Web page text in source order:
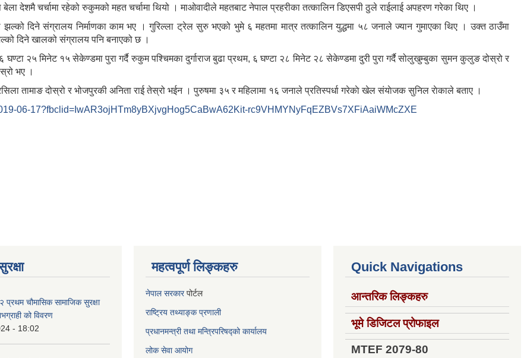
देशमै चर्चामा रहेको रुकुमको महत चर्चामा थियो । माओवादीले महतबाट नेपाल प्रहरीका तत्कालिन डिएसपी ठुले राईलाई अपहरण गरेका थिए ।
झल्को दिने संग्रालय निर्माणका काम भए । गुरिल्ला ट्रेल सुरु भएको भुमे ६ महतमा मात्र तत्कालिन युद्धमा ५८ जनाले ज्यान गुमाएका थिए । उक्त ठाउँमा
दिने खालको संग्रालय पनि बनाएको छ ।
६ घण्टा २५ मिनेट १५ सेकेण्डमा पुरा गर्दै रुकुम पश्चिमका दुर्गाराज बुढा प्रथम, ६ घण्टा २८ मिनेट २८ सेकेण्डमा दुरी पुरा गर्दै सोलुखुम्बुका सुमन कुलुङ दोस्रो र
भए ।
तामाङ दोस्रो र भोजपुरकी अनिता राई तेस्रो भईन । पुरुषमा ३५ र महिलामा १६ जनाले प्रतिस्पर्धा गरेकाे खेल संयाेजक सुनिल राेकाले बताए ।
06-17?fbclid=IwAR3ojHTm8yBXjvgHog5CaBwA62Kit-rc9VHMYNyFqEZBVs7XFiAaiWMcZXE
चौमासिक सामाजिक सुरक्षा
को विवरण
- 18:02
महत्वपूर्ण लिङ्कहरु
नेपाल सरकारपोर्टल
राष्ट्रिय तथ्याङ्क प्रणाली
प्रधानमन्त्री तथा मन्त्रिपरिषद्को कार्यालय
लोक सेवाआयोग
Quick Navigations
आन्तरिक लिङ्कहरु
भूमे डिजिटल प्रोफाइल
MTEF 2079-80